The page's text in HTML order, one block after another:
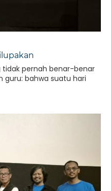
tidak pernah benar-benar
guru: bahwa suatu hari